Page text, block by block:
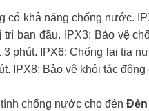
có khả năng chống nước.
trí ban đầu. IPX3: Bảo vệ
3 phút. IPX6: Chống lại tia
IPX8: Bảo vệ khỏi tác
chống nước cho đèn Đèn